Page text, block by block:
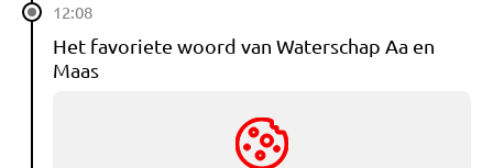
12:08
Het favoriete woord van Waterschap Aa en
Maas